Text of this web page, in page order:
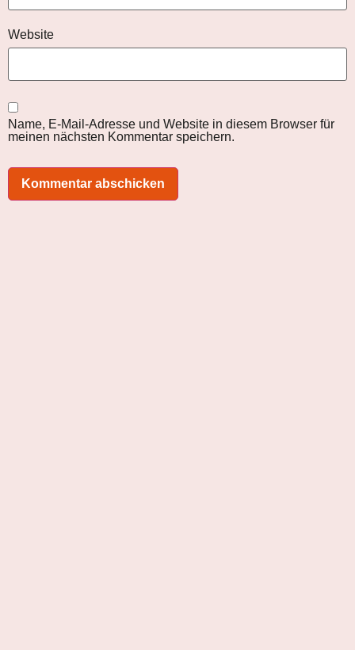
Website
Name, E-Mail-Adresse und Website in diesem Browser für
meinen nächsten Kommentar speichern.